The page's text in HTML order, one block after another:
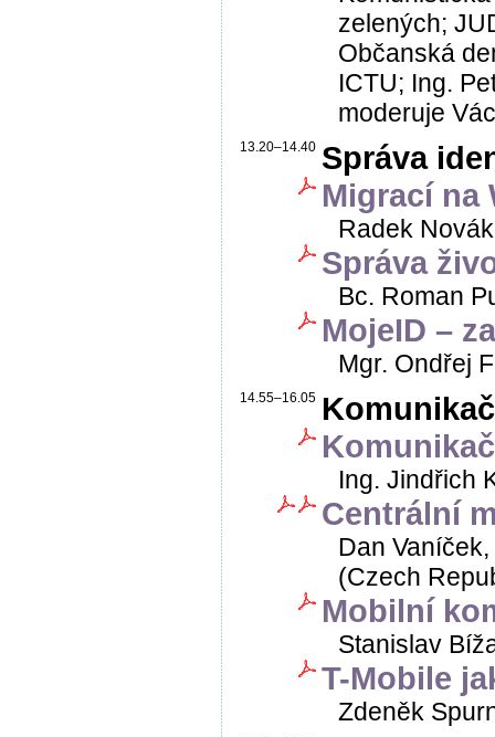
zelených;
Občanská
ICTU; Ing.
moderuje
13.20–14.40 Správa
Migrací
Radek
Správa
Bc. Roman
MojeID –
Mgr. Ondřej
14.55–16.05
Ing. Jindřich
Centrální
Dan
(Czech
Mobilní
Stanislav
T-Mobile
Zdeněk